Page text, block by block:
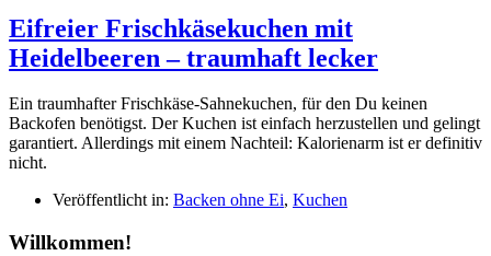
Eifreier Frischkäsekuchen mit
Heidelbeeren – traumhaft lecker
Ein traumhafter Frischkäse-Sahnekuchen, für den Du keinen
Backofen benötigst. Der Kuchen ist einfach herzustellen und gelingt
garantiert. Allerdings mit einem Nachteil: Kalorienarm ist er definitiv
nicht.
Veröffentlicht in: Backen ohne Ei, Kuchen
Willkommen!